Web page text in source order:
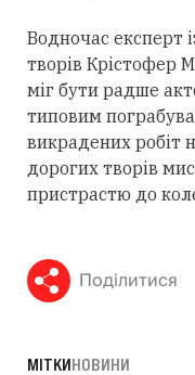
Водночас експерт
творів Крістофер
міг бути радше
типовим
викрадених робіт
дорогих творів
пристрастю до
Поділитися
МІТКИНОВИНИ